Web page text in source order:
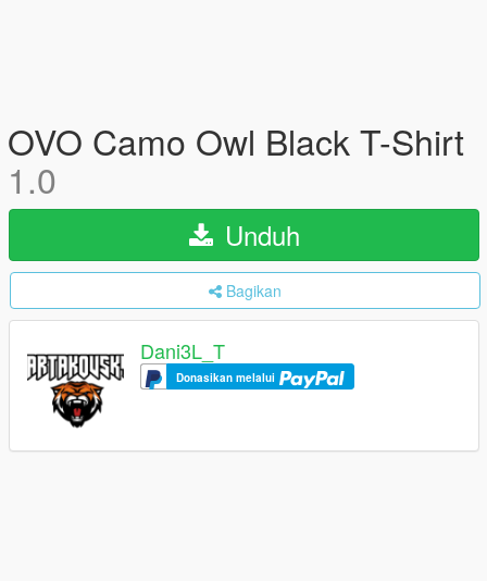
OVO Camo Owl Black T-Shirt
1.0
Unduh
Bagikan
Dani3L_T
Donasikan melalui